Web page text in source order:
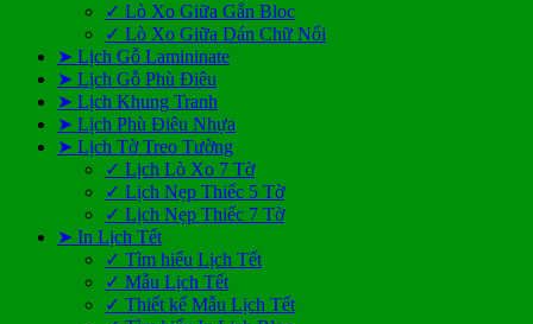
✓ Lò Xo Giữa Gắn Bloc
✓ Lò Xo Giữa Dán Chữ Nổi
➤ Lịch Gỗ Lamininate
➤ Lịch Gỗ Phù Điêu
➤ Lịch Khung Tranh
➤ Lịch Phù Điêu Nhựa
➤ Lịch Tờ Treo Tường
✓ Lịch Lò Xo 7 Tờ
✓ Lịch Nẹp Thiếc 5 Tờ
✓ Lịch Nẹp Thiếc 7 Tờ
➤ In Lịch Tết
✓ Tìm hiểu Lịch Tết
✓ Mẫu Lịch Tết
✓ Thiết kế Mẫu Lịch Tết